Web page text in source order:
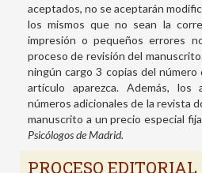
aceptados, no se aceptarán
los mismos que no sean la
impresión o pequeños errores
proceso de revisión del
ningún cargo 3 copias del
artículo aparezca. Además, los
números adicionales de la revista
manuscrito a un precio especial
Psicólogos de Madrid.
PROCESO EDITORIAL